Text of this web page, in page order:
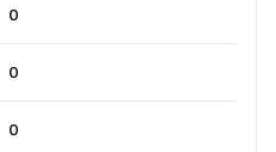
0
0
0